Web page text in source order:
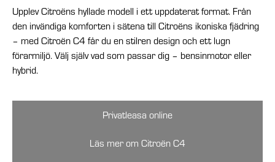
Upplev Citroëns hyllade modell i ett uppdaterat format. Från
den invändiga komforten i sätena till Citroëns ikoniska fjädring
– med Citroën C4 får du en stilren design och ett lugn
förarmiljö. Välj själv vad som passar dig – bensinmotor eller
hybrid.
Privatleasa online
Läs mer om Citroën C4